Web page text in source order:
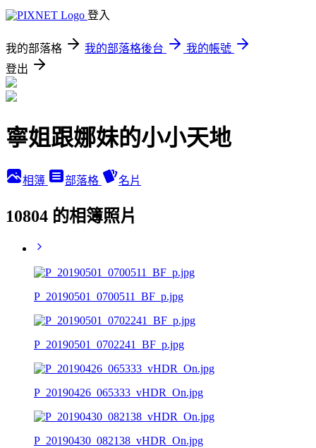
登入
我的部落格 我的部落格後台
我的帳號
登出
寧姐跟娜妹的小小天地
相簿 部落格 名片
10804 的相簿照片
P_20190501_0700511_BF_p.jpg
P_20190501_0702241_BF_p.jpg
P_20190426_065333_vHDR_On.jpg
P_20190430_082138_vHDR_On.jpg